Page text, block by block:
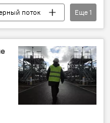
поток
Еще 1